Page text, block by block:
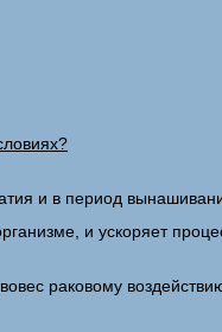
и в период
и ускоряет
раковому